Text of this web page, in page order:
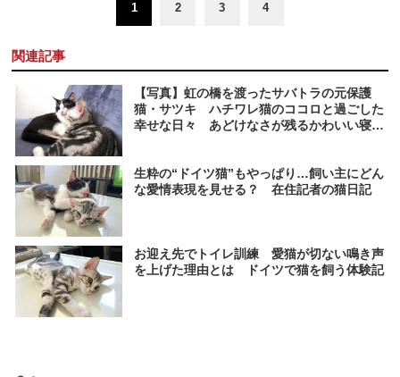
1 2 3 4
関連記事
【写真】虹の橋を渡ったサバトラの元保護
猫・サツキ ハチワレ猫のココロと過ごした
幸せな日々 あどけなさが残るかわいい寝顔
生粋の“ドイツ猫”もやっぱり…飼い主にどん
な愛情表現を見せる？ 在住記者の猫日記
お迎え先でトイレ訓練 愛猫が切ない鳴き声
を上げた理由とは ドイツで猫を飼う体験記